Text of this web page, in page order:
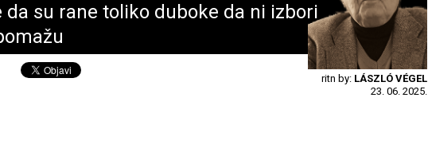
da su rane toliko duboke da ni izbori
ritn by: LÁSZLÓ VÉGEL
23. 06. 2025.